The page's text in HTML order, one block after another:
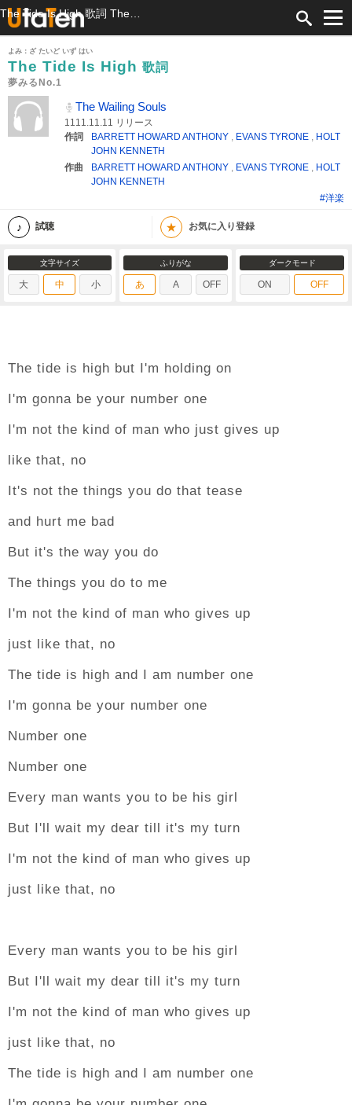
よみ：ざ たいど いず はい
The Tide Is High 歌詞
夢みるNo.1
The Wailing Souls
1111.11.11 リリース
作詞
BARRETT HOWARD ANTHONY , EVANS TYRONE , HOLT
JOHN KENNETH
作曲
BARRETT HOWARD ANTHONY , EVANS TYRONE , HOLT
JOHN KENNETH
#洋楽
試聴 ★ お気に入り登録
文字サイズ
大 中 小
ふりがな
あ A OFF
ダークモード
ON OFF
The tide is high but I'm holding on
I'm gonna be your number one
I'm not the kind of man who just gives up
like that, no
It's not the things you do that tease
and hurt me bad
But it's the way you do
The things you do to me
I'm not the kind of man who gives up
just like that, no
The tide is high and I am number one
I'm gonna be your number one
Number one
Number one
Every man wants you to be his girl
But I'll wait my dear till it's my turn
I'm not the kind of man who gives up
just like that, no
Every man wants you to be his girl
But I'll wait my dear till it's my turn
I'm not the kind of man who gives up
just like that, no
The tide is high and I am number one